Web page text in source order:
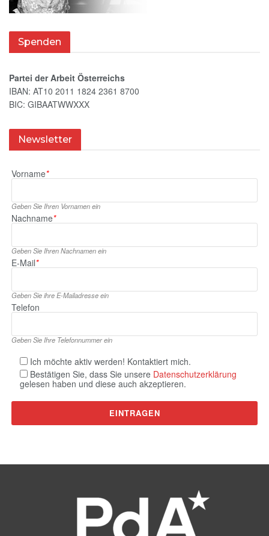
Spenden
Partei der Arbeit Österreichs
IBAN: AT10 2011 1824 2361 8700
BIC: GIBAATWWXXX
Newsletter
Vorname*
Geben Sie Ihren Vornamen ein
Nachname*
Geben Sie Ihren Nachnamen ein
E‑Mail*
Geben Sie ihre E‑Mailadresse ein
Telefon
Geben Sie Ihre Telefonnummer ein
Ich möchte aktiv werden! Kontaktiert mich.
Bestätigen Sie, dass Sie unsere Datenschutzerklärung
gelesen haben und diese auch akzeptieren.